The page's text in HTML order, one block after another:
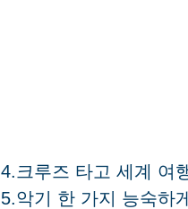
4.크루즈 타고 세계 여
5.악기 한 가지 능숙하